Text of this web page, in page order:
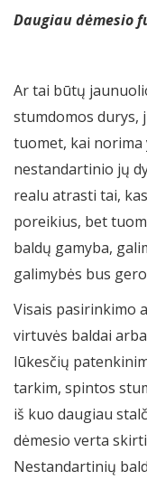
Daugiau dėmesio
Ar tai būtų
stumdomos durys,
tuomet, kai
nestandartinio jų
realu atrasti tai,
poreikius, bet
baldų gamyba,
galimybės bus
Visais pasirinkimo
virtuvės baldai
lūkesčių
tarkim, spintos
iš kuo daugiau
dėmesio verta
Nestandartinių